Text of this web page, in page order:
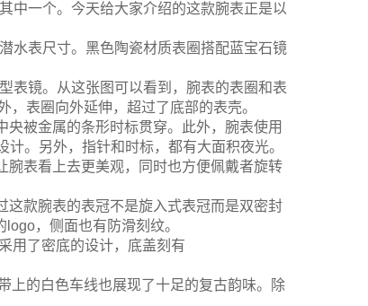
中一个。今天给大家介绍的这款腕表正是以
水表尺寸。黑色陶瓷材质表圈搭配蓝宝石镜
表镜。从这张图可以看到，腕表的表圈和表
表圈向外延伸，超过了底部的表壳。
被金属的条形时标贯穿。此外，腕表使用
。另外，指针和时标，都有大面积夜光。
腕表看上去更美观，同时也方便佩戴者旋转
这款腕表的表冠不是旋入式表冠而是双密封
，侧面也有防滑刻纹。
用了密底的设计，底盖刻有
上的白色车线也展现了十足的复古韵味。除